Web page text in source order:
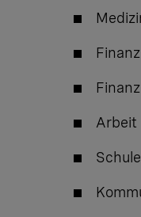
Arbeit
Schule